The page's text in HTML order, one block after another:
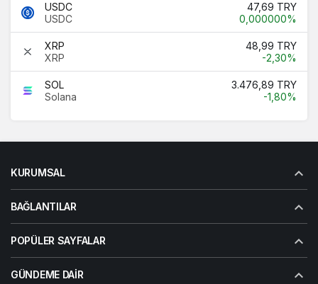
USDC
USDC
47,69 TRY
0,000000%
XRP
XRP
48,99 TRY
-2,30%
SOL
Solana
3.476,89 TRY
-1,80%
KURUMSAL
BAĞLANTILAR
POPÜLER SAYFALAR
GÜNDEME DAIR